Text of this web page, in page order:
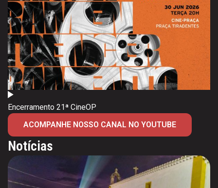
Encerramento 21ª CineOP
ACOMPANHE NOSSO CANAL NO YOUTUBE
Notícias